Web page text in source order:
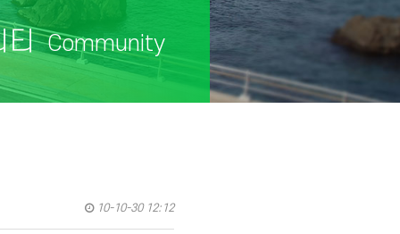
티 Community
10-10-30 12:12